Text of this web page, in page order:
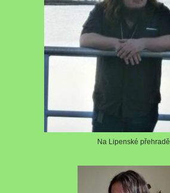
Na Lipenské přehradě